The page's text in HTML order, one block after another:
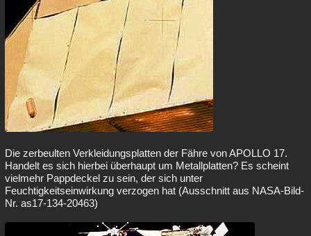
Die zerbeulten Verkleidungsplatten der Fähre von APOLLO 17.
Handelt es sich hierbei überhaupt um Metallplatten? Es scheint
vielmehr Pappdeckel zu sein, der sich unter
Feuchtigkeitseinwirkung verzogen hat (Ausschnitt aus NASA-Bild-
Nr. as17-134-20463)